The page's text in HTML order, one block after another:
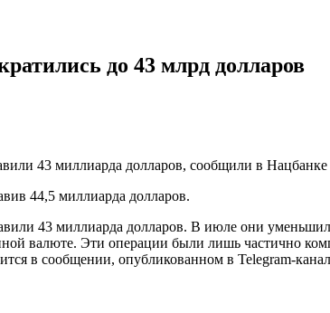
до 43 млрд долларов
43 миллиарда долларов, сообщили в Нацбанке
44,5 миллиарда долларов.
43 миллиарда долларов. В июле они
валюте. Эти операции были лишь частично
в сообщении, опубликованном в Telegram-